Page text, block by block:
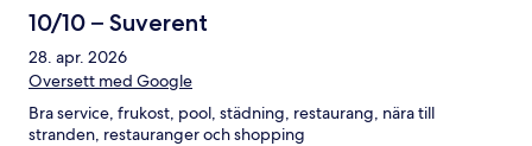
10/10 – Suverent
28. apr. 2026
Oversett med Google
Bra service, frukost, pool, städning, restaurang, nära till
stranden, restauranger och shopping